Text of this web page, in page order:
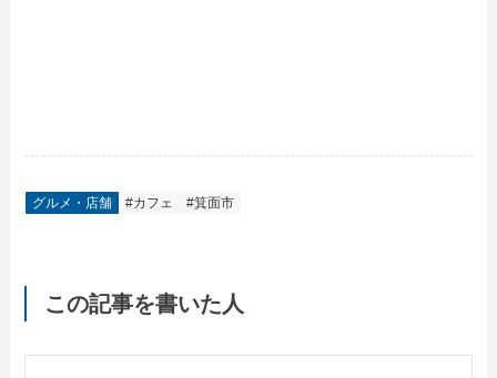
グルメ・店舗 #カフェ #箕面市
この記事を書いた人